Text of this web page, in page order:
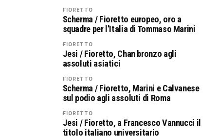
FIORETTO
Scherma / Fioretto europeo, oro a
squadre per l’Italia di Tommaso Marini
FIORETTO
Jesi / Fioretto, Chan bronzo agli
assoluti asiatici
FIORETTO
Scherma / Fioretto, Marini e Calvanese
sul podio agli assoluti di Roma
FIORETTO
Jesi / Fioretto, a Francesco Vannucci il
titolo italiano universitario